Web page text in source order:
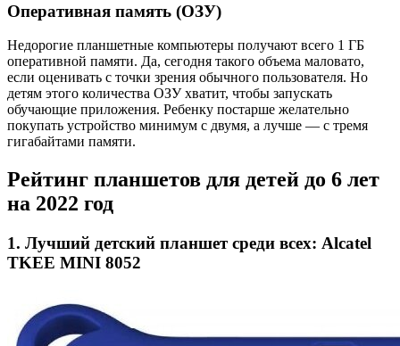
Оперативная память (ОЗУ)
Недорогие планшетные компьютеры получают всего 1 ГБ
оперативной памяти. Да, сегодня такого объема маловато,
если оценивать с точки зрения обычного пользователя. Но
детям этого количества ОЗУ хватит, чтобы запускать
обучающие приложения. Ребенку постарше желательно
покупать устройство минимум с двумя, а лучше — с тремя
гигабайтами памяти.
Рейтинг планшетов для детей до 6 лет
на 2022 год
1. Лучший детский планшет среди всех: Alcatel
TKEE MINI 8052